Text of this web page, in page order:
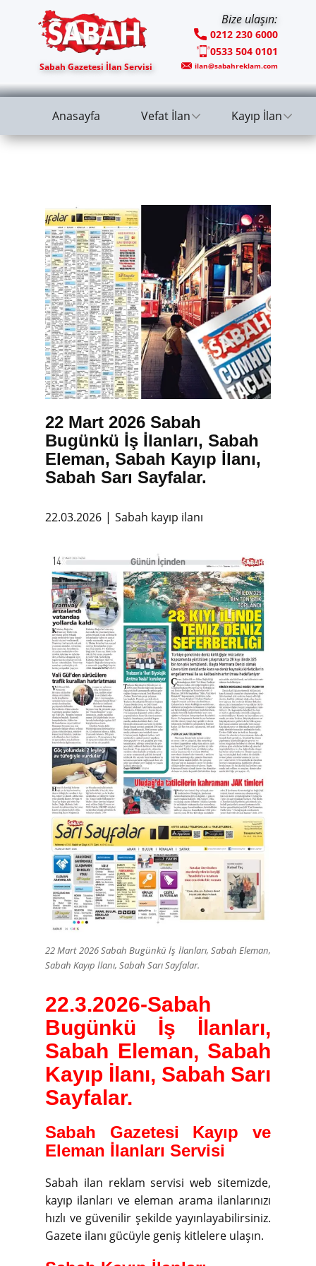
Bize ulaşın:
0212 230 6000
0533 504 0101
Sabah Gazetesi İlan Servisi ilan@sabahreklam.com
Anasayfa Vefat İlan Kayıp İlan
22 Mart 2026 Sabah
Bugünkü İş İlanları, Sabah
Eleman, Sabah Kayıp İlanı,
Sabah Sarı Sayfalar.
22.03.2026 Sabah kayıp ilanı
22 Mart 2026 Sabah Bugünkü İş İlanları, Sabah Eleman,
Sabah Kayıp İlanı, Sabah Sarı Sayfalar.
22.3.2026-Sabah
Bugünkü İş İlanları,
Sabah Eleman, Sabah
Kayıp İlanı, Sabah Sarı
Sayfalar.
Sabah Gazetesi Kayıp ve
Eleman İlanları Servisi
Sabah ilan reklam servisi web sitemizde,
kayıp ilanları ve eleman arama ilanlarınızı
hızlı ve güvenilir şekilde yayınlayabilirsiniz.
Gazete ilanı gücüyle geniş kitlelere ulaşın.